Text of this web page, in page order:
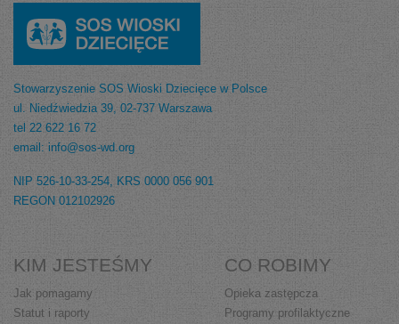
Stowarzyszenie SOS Wioski Dziecięce w Polsce
ul. Niedźwiedzia 39, 02-737 Warszawa
tel 22 622 16 72
email: info@sos-wd.org
NIP 526-10-33-254, KRS 0000 056 901
REGON 012102926
KIM JESTEŚMY
Jak pomagamy
Statut i raporty
CO ROBIMY
Opieka zastępcza
Programy profilaktyczne